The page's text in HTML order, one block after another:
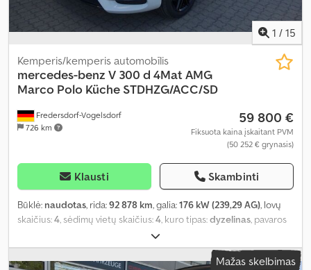
1 / 15
Fredersdorf-Vogelsdorf
726 km
Kemperis/kemperis automobīlis
mercedes-benz V 300 d 4Mat AMG
Marco Polo Küche STDHZG/ACC/SD
59 800 €
Fiksuota kaina įskaitant PVM
(50 252 € grynasis)
Klausti Skambinti
Būklė: naudotas, rida:92 878 km, galia:176 kW (239,29 AG), lovų
skaičius:4, sėdimų vietų skaičius:4, kuro tipas:dyzelinas, pavaros
, pirmoji registracija:
emisijos klasė:nėra, pakaba:kitas, vairuotojo kabina:kitas, kuras:
dyzelinas, Įranga:ABS, autonominis šildytuvas, bortoMažas skelbimas